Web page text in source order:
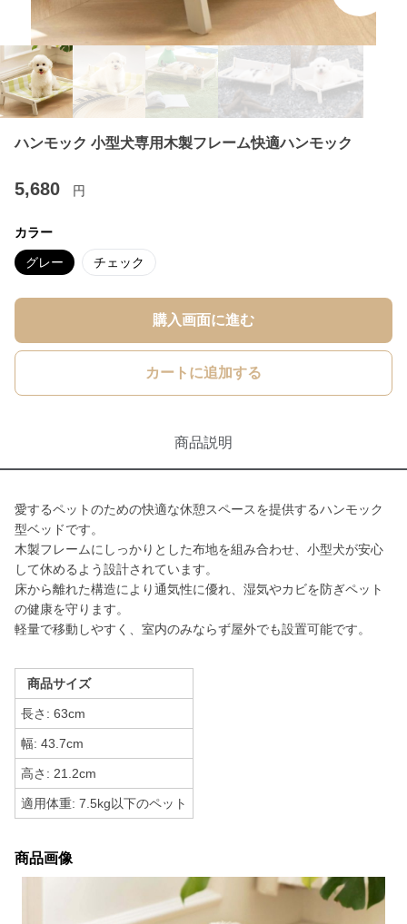
ハンモック 小型犬専用木製フレーム快適ハンモック
5,680 円
カラー
グレー チェック
購入画面に進む
カートに追加する
商品説明
愛するペットのための快適な休憩スペースを提供するハンモック
型ベッドです。
木製フレームにしっかりとした布地を組み合わせ、小型犬が安心
して休めるよう設計されています。
床から離れた構造により通気性に優れ、湿気やカビを防ぎペット
の健康を守ります。
軽量で移動しやすく、室内のみならず屋外でも設置可能です。
商品サイズ
長さ: 63cm
幅: 43.7cm
高さ: 21.2cm
適用体重: 7.5kg以下のペット
商品画像